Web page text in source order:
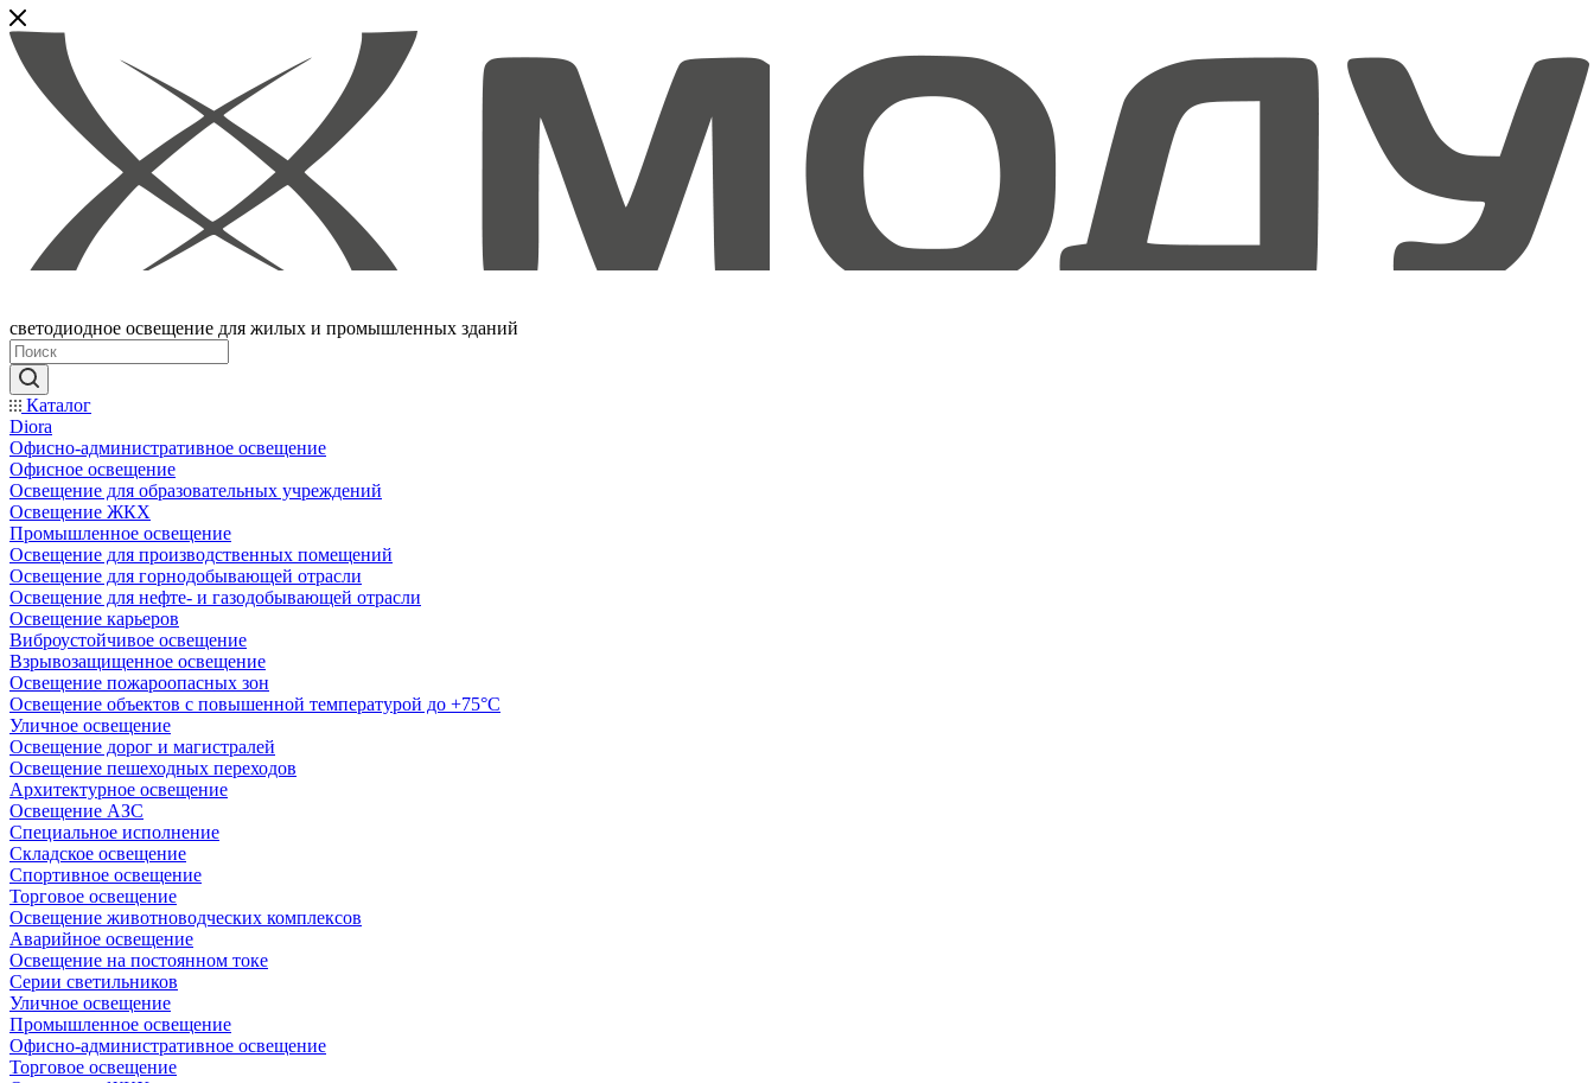
светодиодное освещение для жилых и промышленных зданий
Каталог
Diora
Офисно-административное освещение
Офисное освещение
Освещение для образовательных учреждений
Освещение ЖКХ
Промышленное освещение
Освещение для производственных помещений
Освещение для горнодобывающей отрасли
Освещение для нефте- и газодобывающей отрасли
Освещение карьеров
Виброустойчивое освещение
Взрывозащищенное освещение
Освещение пожароопасных зон
Освещение объектов с повышенной температурой до +75°C
Уличное освещение
Освещение дорог и магистралей
Освещение пешеходных переходов
Архитектурное освещение
Освещение АЗС
Специальное исполнение
Складское освещение
Спортивное освещение
Торговое освещение
Освещение животноводческих комплексов
Аварийное освещение
Освещение на постоянном токе
Серии светильников
Уличное освещение
Промышленное освещение
Офисно-административное освещение
Торговое освещение